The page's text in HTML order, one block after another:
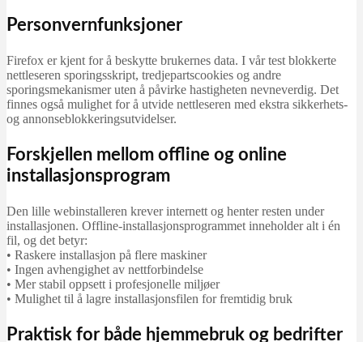
Personvernfunksjoner
Firefox er kjent for å beskytte brukernes data. I vår test blokkerte
nettleseren sporingsskript, tredjepartscookies og andre
sporingsmekanismer uten å påvirke hastigheten nevneverdig. Det
finnes også mulighet for å utvide nettleseren med ekstra sikkerhets-
og annonseblokkeringsutvidelser.
Forskjellen mellom offline og online
installasjonsprogram
Den lille webinstalleren krever internett og henter resten under
installasjonen. Offline-installasjonsprogrammet inneholder alt i én
fil, og det betyr:
• Raskere installasjon på flere maskiner
• Ingen avhengighet av nettforbindelse
• Mer stabil oppsett i profesjonelle miljøer
• Mulighet til å lagre installasjonsfilen for fremtidig bruk
Praktisk for både hjemmebruk og bedrifter